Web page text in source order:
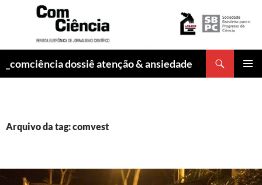
_comciência dossiê atenção & ansiedade
Arquivo da tag: comvest